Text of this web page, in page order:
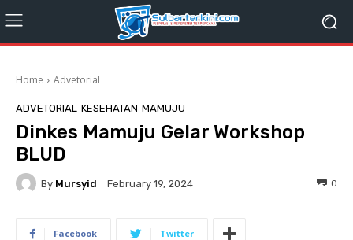
Home Advetorial
ADVETORIAL KESEHATAN MAMUJU
Dinkes Mamuju Gelar Workshop
BLUD
By Mursyid February 19, 2024 0
Facebook Twitter